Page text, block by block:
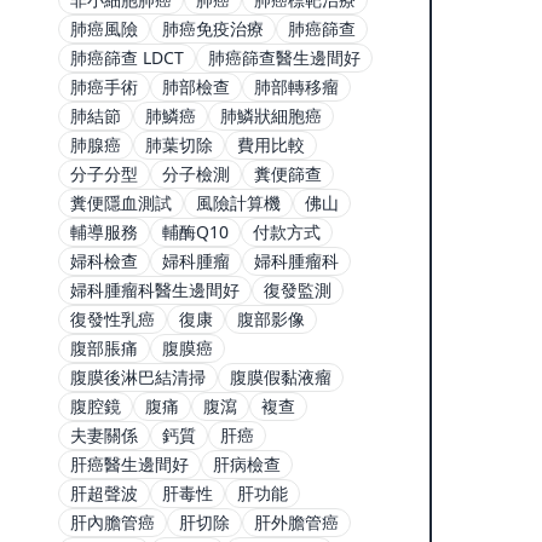
肺癌風險
肺癌免疫治療
肺癌篩查
肺癌篩查 LDCT
肺癌篩查醫生邊間好
肺癌手術
肺部檢查
肺部轉移瘤
肺結節
肺鱗癌
肺鱗狀細胞癌
肺腺癌
肺葉切除
費用比較
分子分型
分子檢測
糞便篩查
糞便隱血測試
風險計算機
佛山
輔導服務
輔酶Q10
付款方式
婦科檢查
婦科腫瘤
婦科腫瘤科
婦科腫瘤科醫生邊間好
復發監測
復發性乳癌
復康
腹部影像
腹部脹痛
腹膜癌
腹膜後淋巴結清掃
腹膜假黏液瘤
腹腔鏡
腹痛 腹瀉
複查
夫妻關係
鈣質
肝癌
肝癌醫生邊間好
肝病檢查
肝超聲波
肝毒性
肝功能
肝內膽管癌
肝切除
肝外膽管癌